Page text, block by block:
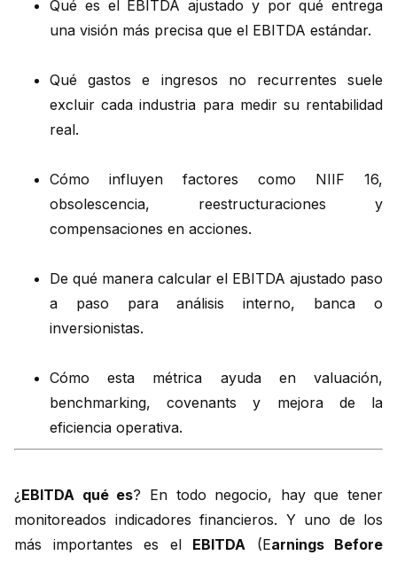
Qué es el EBITDA ajustado y por qué entrega
una visión más precisa que el EBITDA estándar.
Qué gastos e ingresos no recurrentes suele
excluir cada industria para medir su rentabilidad
real.
Cómo influyen factores como NIIF 16,
obsolescencia, reestructuraciones y
compensaciones en acciones.
De qué manera calcular el EBITDA ajustado paso
a paso para análisis interno, banca o
inversionistas.
Cómo esta métrica ayuda en valuación,
benchmarking, covenants y mejora de la
eficiencia operativa.
¿EBITDA qué es? En todo negocio, hay que tener
monitoreados indicadores financieros. Y uno de los
más importantes es el EBITDA (Earnings Before